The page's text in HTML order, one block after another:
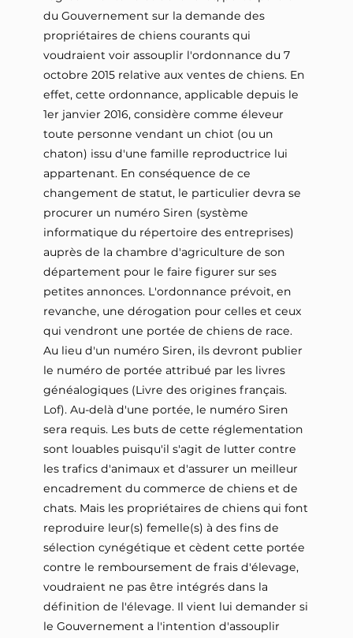
du Gouvernement sur la demande des
propriétaires de chiens courants qui
voudraient voir assouplir l'ordonnance du 7
octobre 2015 relative aux ventes de chiens. En
effet, cette ordonnance, applicable depuis le
1er janvier 2016, considère comme éleveur
toute personne vendant un chiot (ou un
chaton) issu d'une famille reproductrice lui
appartenant. En conséquence de ce
changement de statut, le particulier devra se
procurer un numéro Siren (système
informatique du répertoire des entreprises)
auprès de la chambre d'agriculture de son
département pour le faire figurer sur ses
petites annonces. L'ordonnance prévoit, en
revanche, une dérogation pour celles et ceux
qui vendront une portée de chiens de race.
Au lieu d'un numéro Siren, ils devront publier
le numéro de portée attribué par les livres
généalogiques (Livre des origines français.
Lof). Au-delà d'une portée, le numéro Siren
sera requis. Les buts de cette réglementation
sont louables puisqu'il s'agit de lutter contre
les trafics d'animaux et d'assurer un meilleur
encadrement du commerce de chiens et de
chats. Mais les propriétaires de chiens qui font
reproduire leur(s) femelle(s) à des fins de
sélection cynégétique et cèdent cette portée
contre le remboursement de frais d'élevage,
voudraient ne pas être intégrés dans la
définition de l'élevage. Il vient lui demander si
le Gouvernement a l'intention d'assouplir